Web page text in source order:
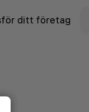
ditt företag